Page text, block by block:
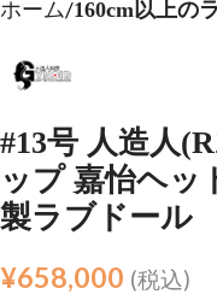
ホーム 160cm以上の
#13号 人造人
ップ 嘉怡ヘッ
製ラブドール
¥658,000 (税込)